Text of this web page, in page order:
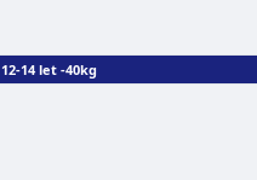
14 let -40kg